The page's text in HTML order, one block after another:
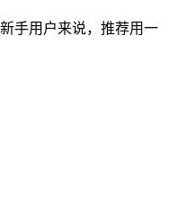
手用户来说，推荐用一